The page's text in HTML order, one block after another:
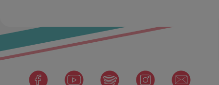
facebook Spotify instagram newsletter